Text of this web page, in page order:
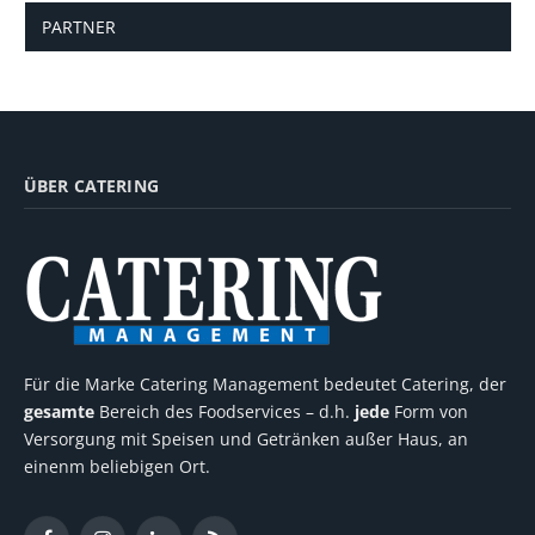
PARTNER
ÜBER CATERING
Für die Marke Catering Management bedeutet Catering, der
gesamte Bereich des Foodservices – d.h. jede Form von
Versorgung mit Speisen und Getränken außer Haus, an
einenm beliebigen Ort.